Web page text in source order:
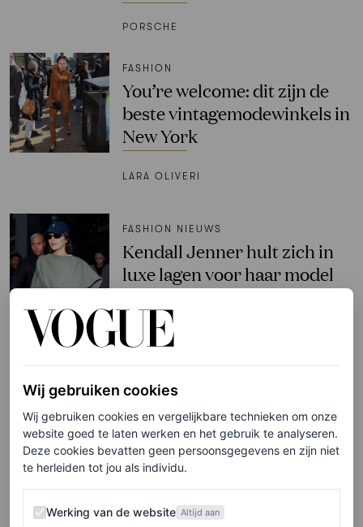
PORSCHE
FASHION
You’re welcome: dit zijn de
beste vintagemodewinkels in
New York
LARA OLIVERI
FASHION NIEUWS
Kendall Jenner hult zich in
luxe lagen voor haar model
off-duty look
HANNAH JACKSON
Anya Taylor-Joy draagt de
meest fuzzy jas van alle fuzzy
jassen in New York
HANNAH JACKSON
Wij gebruiken cookies
Wij gebruiken cookies en vergelijkbare technieken om onze
website goed te laten werken en het gebruik te analyseren.
Deze cookies bevatten geen persoonsgegevens en zijn niet
te herleiden tot jou als individu.
Werking van de website
Werking van de website Altijd aan